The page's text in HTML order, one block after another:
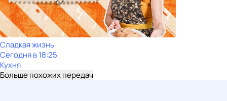
Сладкая жизнь
Сегодня в 18:25
Кухня
Больше похожих передач